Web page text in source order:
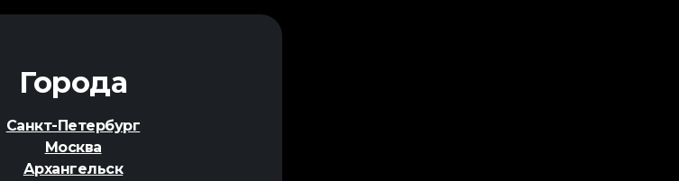
Города
Санкт-Петербург
Москва
Архангельск